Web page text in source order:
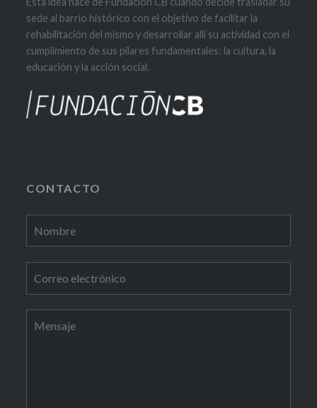
sede al barrio histórico con el objetivo de facilitar la
rehabilitación del mismo y desarrollar allí su actividad con el
cumplimiento de sus pilares fundamentales: la cultura, la
educación y la acción social.
CONTACTO